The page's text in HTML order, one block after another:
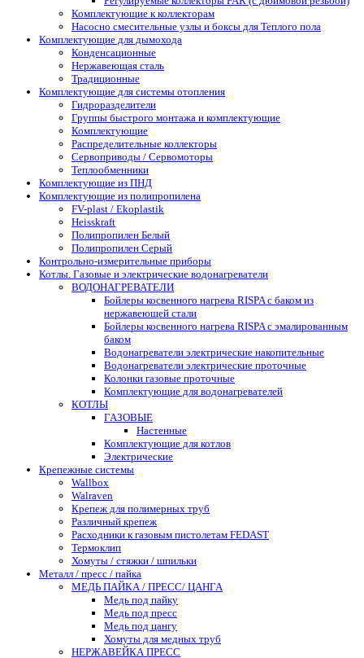
Комплектующие к коллекторам
Насосно смесительные узлы и боксы для Теплого пола
Комплектующие для дымохода
Конденсационные
Нержавеющая сталь
Традиционные
Комплектующие для системы отопления
Гидроразделители
Группы быстрого монтажа и комплектующие
Комплектующие
Распределительные коллекторы
Сервоприводы / Сервомоторы
Теплообменники
Комплектующие из ПНД
Комплектующие из полипропилена
FV-plast / Ekoplastik
Heisskraft
Полипропилен Белый
Полипропилен Серый
Контрольно-измерительные приборы
Котлы. Газовые и электрические водонагреватели
ВОДОНАГРЕВАТЕЛИ
Бойлеры косвенного нагрева RISPA с баком из
нержавеющей стали
Бойлеры косвенного нагрева RISPA с эмалированным
баком
Водонагреватели электрические накопительные
Водонагреватели электрические проточные
Колонки газовые проточные
Комплектующие для водонагревателей
КОТЛЫ
ГАЗОВЫЕ
Настенные
Комплектующие для котлов
Электрические
Крепежные системы
Wallbox
Walraven
Крепеж для полимерных труб
Различный крепеж
Расходники к газовым пистолетам FEDAST
Термоклип
Хомуты / стяжки / шпильки
Металл / пресс / пайка
МЕДЬ ПАЙКА / ПРЕСС/ ЦАНГА
Медь под пайку
Медь под пресс
Медь под цангу
Хомуты для медных труб
НЕРЖАВЕЙКА ПРЕСС